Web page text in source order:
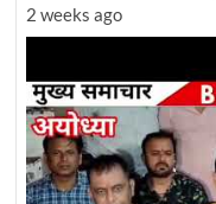
2 weeks ago